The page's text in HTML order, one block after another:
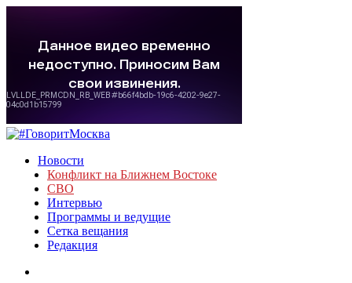
Новости
Конфликт на Ближнем Востоке
СВО
Интервью
Программы и ведущие
Сетка вещания
Редакция